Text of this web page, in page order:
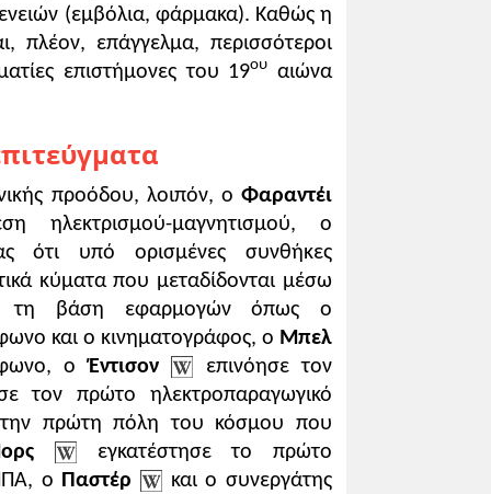
στις απαιτήσεις και
που μετατράπηκαν σε
κρασιού, επινόησε μέθοδο για τη
της λύσσας (1885), γεγονός που
αντιδράσεις. Στο πλαίσιο
τη βασική θέση του ότι ο
η επιστημονική και τεχνική
καθώς μια σειρά επαναστατικών
προϊόντων σε μεγάλες
κυριαρχεί [...], τόσο στην
(εμβόλια, φάρμακα). Καθώς η
πλέον, επάγγελμα, περισσότεροι
επιστήμονες του 19ου αιώνα
προόδου, λοιπόν, ο Φαραντέι
ηλεκτρισμού-μαγνητισμού, ο
ότι υπό ορισμένες συνθήκες
κύματα που μεταδίδονται μέσω
τη βάση εφαρμογών όπως ο
και ο κινηματογράφος, ο Μπελ
οΈντισον
επινόησε τον
τον πρώτο ηλεκτροπαραγωγικό
πρώτη πόλη του κόσμου που
εγκατέστησε το πρώτο
ο Παστέρ
και ο συνεργάτης